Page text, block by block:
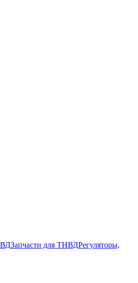
Запчасти для ТНВДРегуляторы,